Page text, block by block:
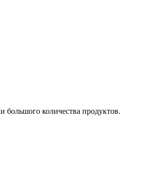
большого количества продуктов.